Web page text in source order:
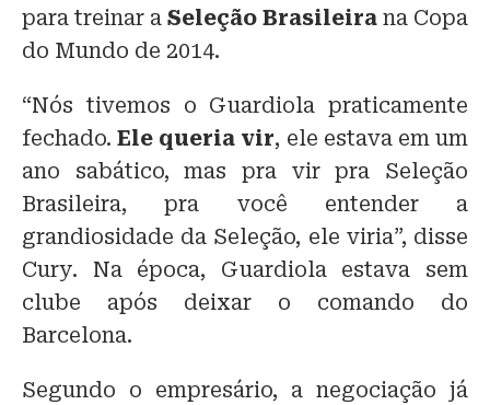
para treinar a Seleção Brasileira na Copa
do Mundo de 2014.
“Nós tivemos o Guardiola praticamente
fechado.Ele queria vir, ele estava em um
ano sabático, mas pra vir pra Seleção
Brasileira, pra você entender a
grandiosidade da Seleção, ele viria”, disse
Cury. Na época, Guardiola estava sem
clube após deixar o comando do
Barcelona.
Segundo o empresário, a negociação já